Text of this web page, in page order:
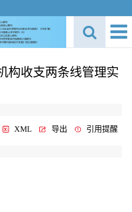
构收支两条线管理实
XML 导出 引用提醒